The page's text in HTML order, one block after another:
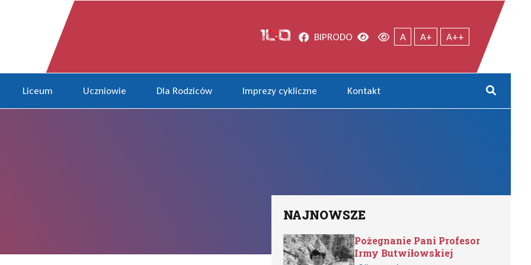
Facebook
BIPRODO Wersja kontrastowa
Wersja domyślna
A A+ A++
Liceum Uczniowie Dla Rodziców Imprezy cykliczne Kontakt
NAJNOWSZE
Pożegnanie Pani Profesor
Irmy Butwiłowskiej